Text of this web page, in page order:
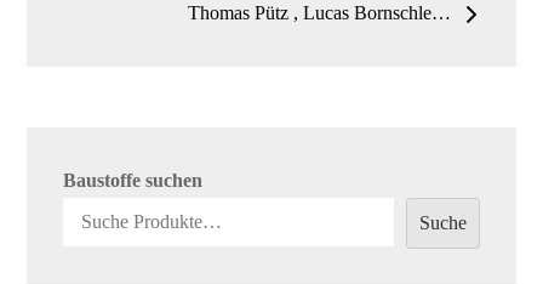
Thomas Pütz , Lucas Bornschle…
Baustoffe suchen
Suche